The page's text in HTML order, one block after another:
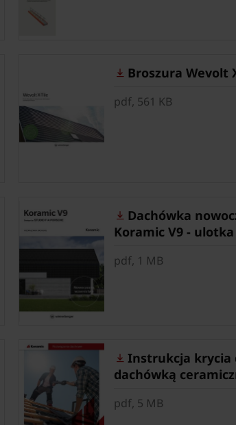
Broszura Wevolt
pdf, 561 KB
Dachówka
Koramic V9 - ulotka
pdf, 1 MB
Instrukcja krycia
dachówką
pdf, 5 MB